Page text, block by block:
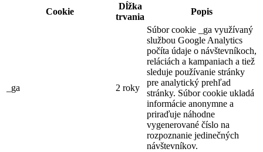
Cookie
Dĺžka
trvania
Popis
_ga 2 roky
Súbor cookie _ga využívaný
službou Google Analytics
počíta údaje o návštevníkoch,
reláciách a kampaniach a tiež
sleduje používanie stránky
pre analytický prehľad
stránky. Súbor cookie ukladá
informácie anonymne a
priraďuje náhodne
vygenerované číslo na
rozpoznanie jedinečných
návštevníkov.